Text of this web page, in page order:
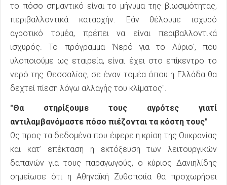
το πόσο σημαντικό είναι το μήνυμα της βιωσιμότητας,
περιβαλλοντικά καταρχήν. Εάν θέλουμε ισχυρό
αγροτικό τομέα, πρέπει να είναι περιβαλλοντικά
ισχυρός. Το πρόγραμμα 'Νερό για το Αύριο', που
υλοποιούμε ως εταιρεία, είναι έχει στο επίκεντρο το
νερό της Θεσσαλίας, σε έναν τομέα όπου η Ελλάδα θα
δεχτεί πίεση λόγω αλλαγής του κλίματος".
"Θα στηρίξουμε τους αγρότες γιατί
αντιλαμβανόμαστε πόσο πιέζονται τα κόστη τους"
Ως προς τα δεδομένα που έφερε η κρίση της Ουκρανίας
και κατ' επέκταση η εκτόξευση των λειτουργικών
δαπανών για τους παραγωγούς, ο κύριος Δανιηλίδης
σημείωσε ότι η Αθηναϊκή Ζυθοποιία θα προχωρήσει